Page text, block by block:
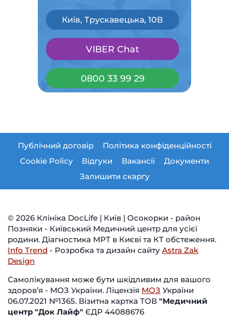
Київ, Трускавецька, 10В
VIBER Chat
0800 33 99 29
Публічний договір
Політика конфіденційності
Cookie Policy
Відгуки Вакансії
Документи
Залишити скаргу
© 2026 Клініка DocLife | Київ | Осокорки - район
Позняки - Київський Медичний центр для усієї
родини. Діагностика МРТ в Києві та КТ обстеження.
Info Trend - Розробка та дизайн сайту Astra Zak
Design
Самолікування може бути шкідливим для вашого
здоров’я - МОЗ України. Ліцензія МОЗ України
06.07.2021 №1365. Візитна картка ТОВ "Медичний
центр "Док Лайф" ЄДР 44088676